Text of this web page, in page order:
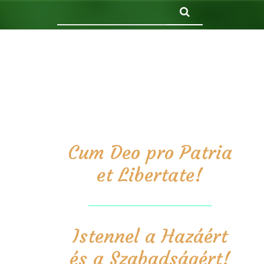
Cum Deo pro Patria
et Libertate!
Istennel a Hazáért
és a Szabadságért!